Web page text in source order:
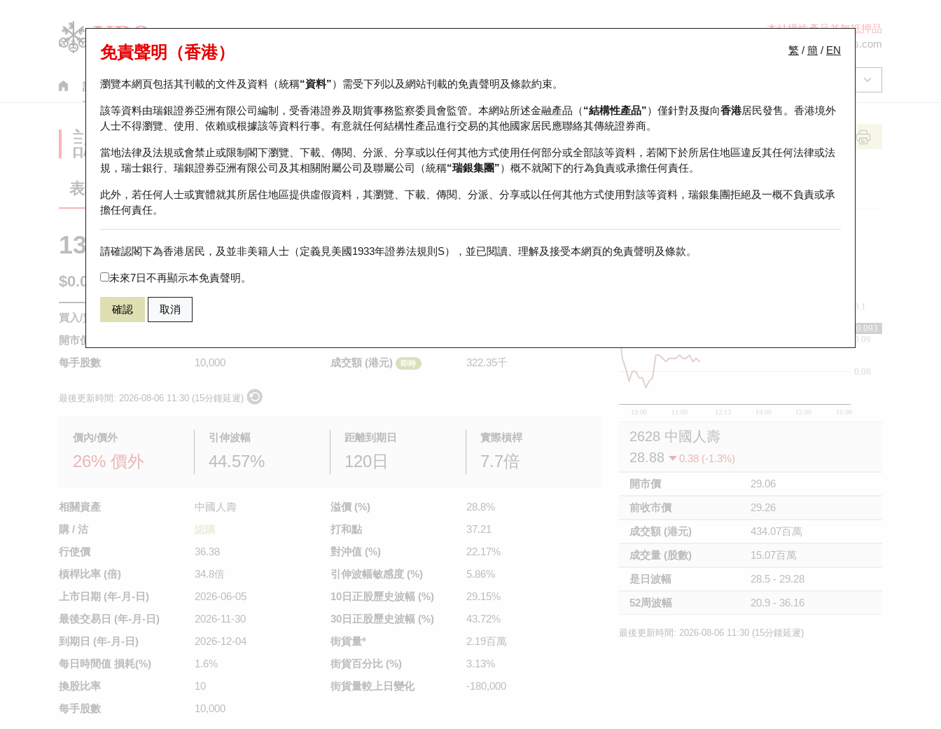
本結構性產品並無抵押品
ol-hkwarrants@ubs.com
認股證 牛熊證 美股指數產品 輪證市場統計 正股資料及市場統計 瑞銀輪證教室
繁 / 簡 / EN
免責聲明（香港）
瀏覽本網頁包括其刊載的文件及資料（統稱“資料”）需受下列以及網站刊載的免責聲明及條款約束。
該等資料由瑞銀證券亞洲有限公司編制，受香港證券及期貨事務監察委員會監管。本網站所述金融產品（“結構性產品”）僅針對及擬向香港居民發售。香港境外
人士不得瀏覽、使用、依賴或根據該等資料行事。有意就任何結構性產品進行交易的其他國家居民應聯絡其傳統證券商。
當地法律及法規或會禁止或限制閣下瀏覽、下載、傳閱、分派、分享或以任何其他方式使用任何部分或全部該等資料，若閣下於所居住地區違反其任何法律或法
規，瑞士銀行、瑞銀證券亞洲有限公司及其相關附屬公司及聯屬公司（統稱“瑞銀集團”）概不就閣下的行為負責或承擔任何責任。
此外，若任何人士或實體就其所居住地區提供虛假資料，其瀏覽、下載、傳閱、分派、分享或以任何其他方式使用對該等資料，瑞銀集團拒絕及一概不負責或承
擔任何責任。
請確認閣下為香港居民，及並非美籍人士（定義見美國1933年證券法規則S），並已閱讀、理解及接受本網頁的免責聲明及條款。
未來7日不再顯示本免責聲明。
確認 取消
認股證分析儀
表現 街貨統計 比較
13331 瑞銀認購 2628 中國人壽
$0.083 0.01 (-10.75%) 即時
買入/賣出價
開市價
每手股數
10,000
成交額 (港元)
即時 322.35千
最後更新時間: 2026-08-06 11:30 (15分鐘延遲)
價內/價外
26% 價外
引伸波幅
44.57%
距離到期日
120日
實際槓桿
7.7倍
相關資產
中國人壽
購 / 沽
認購
行使價
36.38
槓桿比率 (倍)
34.8倍
上市日期 (年-月-日)
2026-06-05
最後交易日 (年-月-日)
2026-11-30
到期日 (年-月-日)
2026-12-04
每日時間值 損耗(%)
1.6%
換股比率
10
每手股數
10,000
溢價 (%)
28.8%
打和點
37.21
對沖值 (%)
22.17%
引伸波幅敏感度 (%)
5.86%
10日正股歷史波幅 (%)
29.15%
30日正股歷史波幅 (%)
43.72%
街貨量*
2.19百萬
街貨百分比 (%)
3.13%
街貨量較 上日變化 -180,000
10:00 11:00 12/13 14:00 15:00 16:00
0.08
0.09
0.1
0.093
2628 中國人壽
28.88
0.38 (-1.3%)
開市價
29.06
前收市價
29.26
成交額 (港元)
434.07百萬
成交量 (股數)
15.07百萬
是日波幅
28.5 - 29.28
52周波幅
20.9 - 36.16
最後更新時間: 2026-08-06 11:30 (15分鐘延遲)